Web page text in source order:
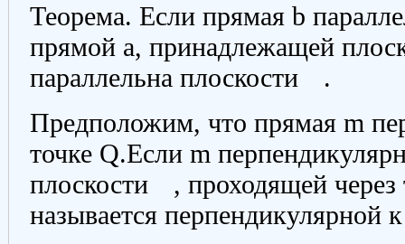
Теорема. Если прямая b
прямой а, принадлежащей
параллельна плоскости
.
Предположим, что прямая m
точке Q.Если m
плоскости
, проходящей
называется перпендикулярной